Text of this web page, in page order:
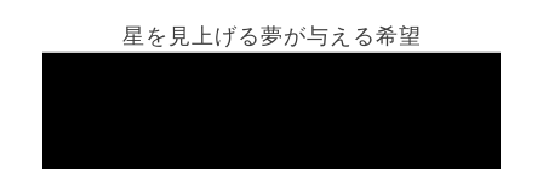
星を見上げる夢が与える希望
ホーム